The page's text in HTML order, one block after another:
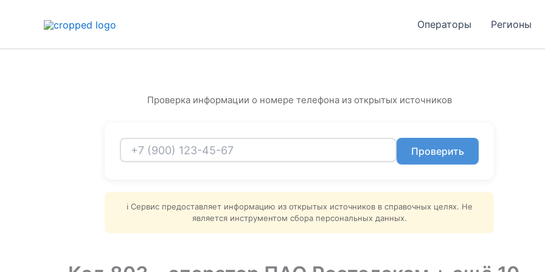
Операторы Регионы
Проверка информации о номере телефона из открытых источников
Проверить
ℹ️ Сервис предоставляет информацию из открытых источников в справочных целях. Не
является инструментом сбора персональных данных.